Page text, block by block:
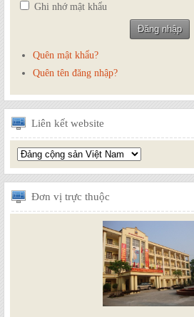
Ghi nhớ mật khẩu
Quên mật khẩu?
Quên tên đăng nhập?
Liên kết website
Đơn vị trực thuộc